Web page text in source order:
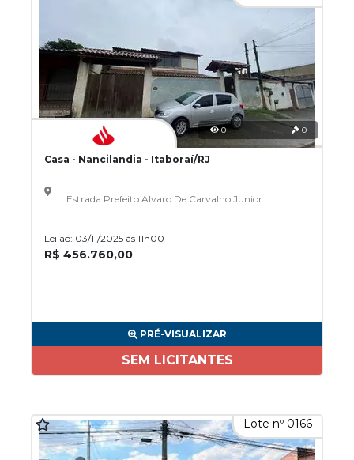
0 0
Casa - Nancilandia - Itaboraí/RJ
Estrada Prefeito Alvaro De Carvalho Junior
Leilão: 03/11/2025 às 11h00
R$ 456.760,00
PRÉ-VISUALIZAR
SEM LICITANTES
Lote nº 0166